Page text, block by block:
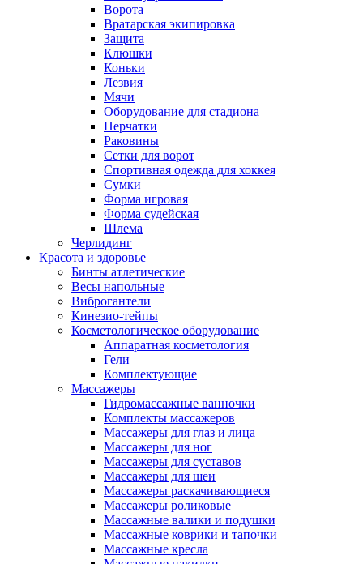
Ворота
Вратарская экипировка
Защита
Клюшки
Коньки
Лезвия
Мячи
Оборудование для стадиона
Перчатки
Раковины
Сетки для ворот
Спортивная одежда для хоккея
Сумки
Форма игровая
Форма судейская
Шлема
Черлидинг
Красота и здоровье
Бинты атлетические
Весы напольные
Виброгантели
Кинезио-тейпы
Косметологическое оборудование
Аппаратная косметология
Гели
Комплектующие
Массажеры
Гидромассажные ванночки
Комплекты массажеров
Массажеры для глаз и лица
Массажеры для ног
Массажеры для суставов
Массажеры для шеи
Массажеры раскачивающиеся
Массажеры роликовые
Массажные валики и подушки
Массажные коврики и тапочки
Массажные кресла